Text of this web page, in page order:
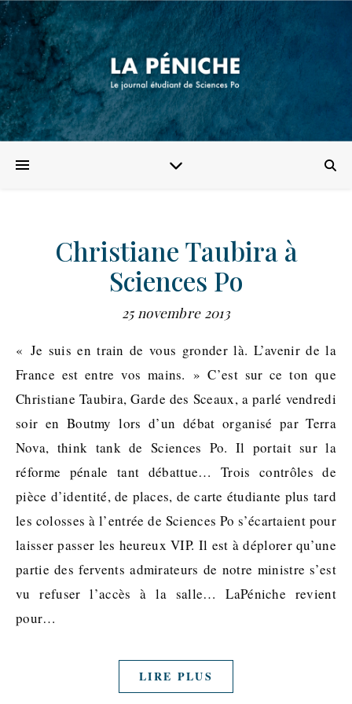
Christiane Taubira à
Sciences Po
25 novembre 2013
« Je suis en train de vous gronder là. L’avenir de la
France est entre vos mains. » C’est sur ce ton que
Christiane Taubira, Garde des Sceaux, a parlé vendredi
soir en Boutmy lors d’un débat organisé par Terra
Nova, think tank de Sciences Po. Il portait sur la
réforme pénale tant débattue… Trois contrôles de
pièce d’identité, de places, de carte étudiante plus tard
les colosses à l’entrée de Sciences Po s’écartaient pour
laisser passer les heureux VIP. Il est à déplorer qu’une
partie des fervents admirateurs de notre ministre s’est
vu refuser l’accès à la salle… LaPéniche revient
pour…
LIRE PLUS